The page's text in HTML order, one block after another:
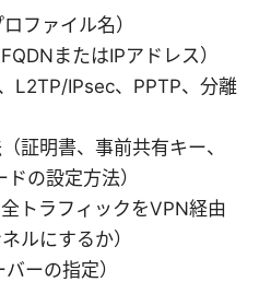
ファイル名）
またはIPアドレス）
L2TP/IPsec、PPTP、分離
証明書、事前共有キー、
の設定方法）
トラフィックをVPN経由
ルにするか）
ーの指定）